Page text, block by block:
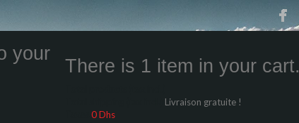
your
There is 1 item in your cart.
Livraison gratuite !
0 Dhs